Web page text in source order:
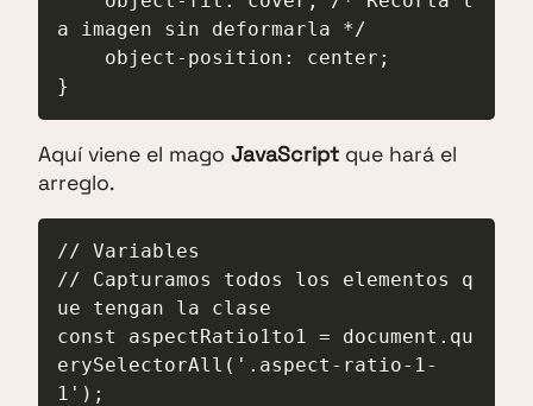
a imagen sin deformarla */
}
Aquí viene el mago JavaScript que hará el
arreglo.
// Variables
// Capturamos todos los elementos q
ue tengan la clase
const aspectRatio1to1 = document.qu
erySelectorAll('.aspect-ratio-1-
1');